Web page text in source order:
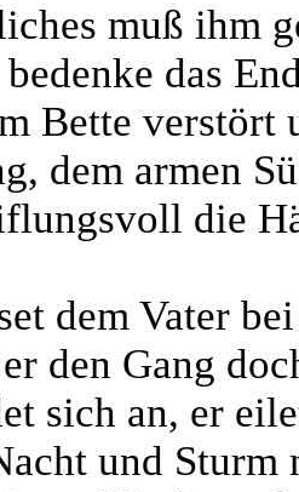
muß ihm
das
Bette verstört
dem armen
die
dem Vater
den Gang
sich an, er
und Sturm